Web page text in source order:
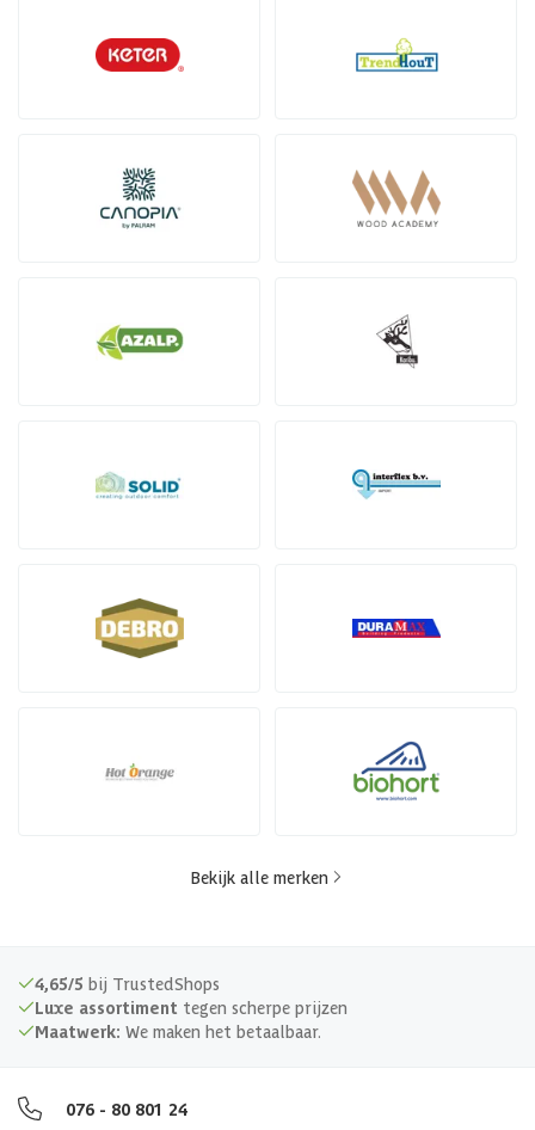
Bekijk alle merken
4,65/5 bij TrustedShops
Luxe assortiment tegen scherpe prijzen
Maatwerk: We maken het betaalbaar.
076 - 80 801 24